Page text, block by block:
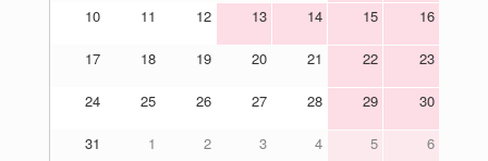
10 11 12 13 14 15 16
17 18 19 20 21 22 23
24 25 26 27 28 29 30
31 1 2 3 4 5 6